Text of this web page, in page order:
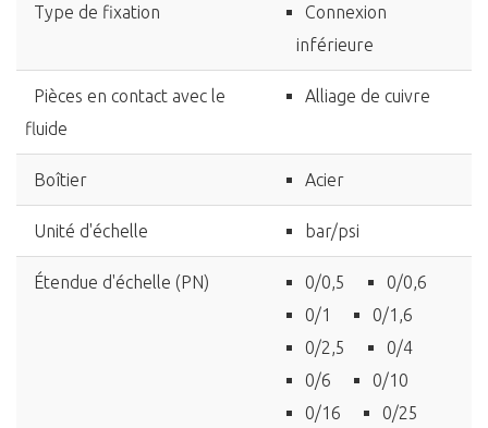
Type de fixation
Connexion
inférieure
Pièces en contact avec le
fluide
Alliage de cuivre
Boîtier Acier
Unité d'échelle bar/psi
Étendue d'échelle (PN) 0/0,5
0/0,6
0/1
0/1,6
0/2,5
0/4
0/6
0/10
0/16
0/25